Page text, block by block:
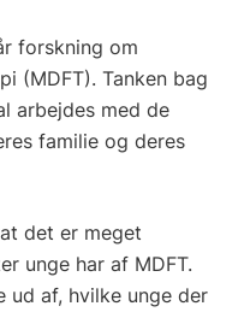
forskning om
(MDFT). Tanken bag
arbejdes med de
familie og deres
det er meget
unge har af MDFT.
af, hvilke unge der